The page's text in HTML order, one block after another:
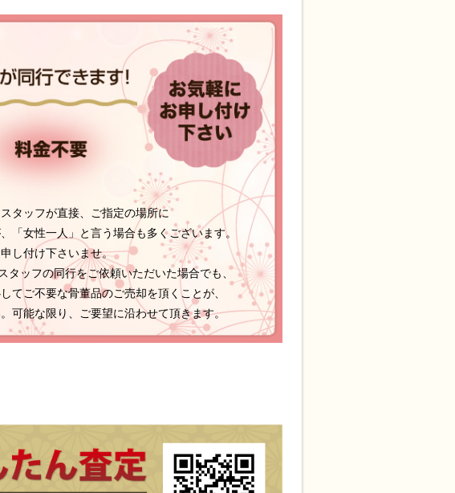
タッフが直接、ご指定の場所に
「女性一人」と言う場合も多くございます。
し付け下さいませ。
タッフの同行をご依頼いただいた場合でも、
てご不要な骨董品のご売却を頂くことが、
可能な限り、ご要望に沿わせて頂きます。